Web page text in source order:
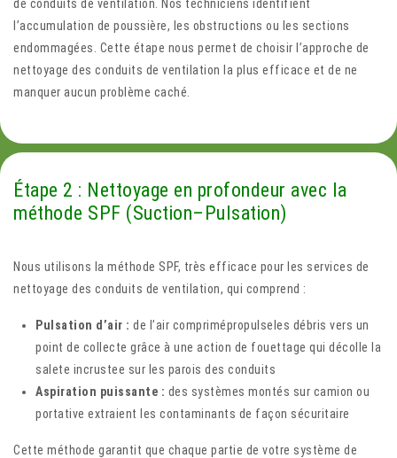
de conduits de ventilation. Nos techniciens identifient
l’accumulation de poussière, les obstructions ou les sections
endommagées. Cette étape nous permet de choisir l’approche de
nettoyage des conduits de ventilation la plus efficace et de ne
manquer aucun problème caché.
Étape 2 : Nettoyage en profondeur avec la
méthode SPF (Suction–Pulsation)
Nous utilisons la méthode SPF, très efficace pour les services de
nettoyage des conduits de ventilation, qui comprend :
Pulsation d’air : de l’air comprimépropulseles débris vers un
point de collecte grâce à une action de fouettage qui décolle la
salete incrustee sur les parois des conduits
Aspiration puissante : des systèmes montés sur camion ou
portative extraient les contaminants de façon sécuritaire
Cette méthode garantit que chaque partie de votre système de